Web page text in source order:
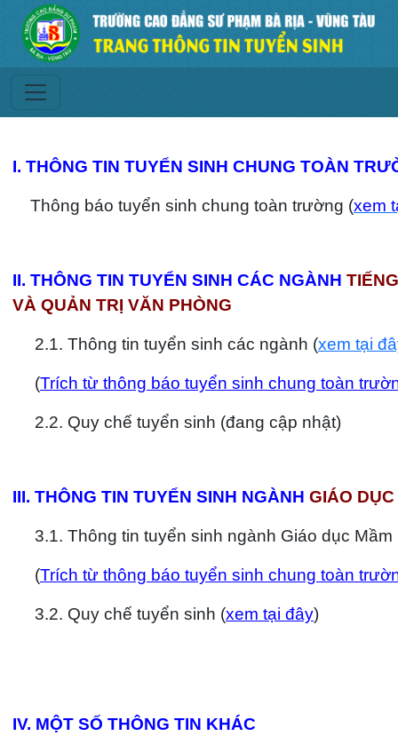
I. THÔNG TIN TUYỂN SINH CHUNG TOÀN
Thông báo tuyển sinh chung toàn trường (xem
II. THÔNG TIN TUYỂN SINH CÁC NGÀNH
VÀ QUẢN TRỊ VĂN PHÒNG
2.1. Thông tin tuyển sinh các ngành (xem tại
(Trích từ thông báo tuyển sinh chung toàn
2.2. Quy chế tuyển sinh (đang cập nhật)
III. THÔNG TIN TUYỂN SINH NGÀNH GIÁO
3.1. Thông tin tuyển sinh ngành Giáo dục Mầm
(Trích từ thông báo tuyển sinh chung toàn
3.2. Quy chế tuyển sinh (xem tại đây)
IV. MỘT SỐ THÔNG TIN KHÁC